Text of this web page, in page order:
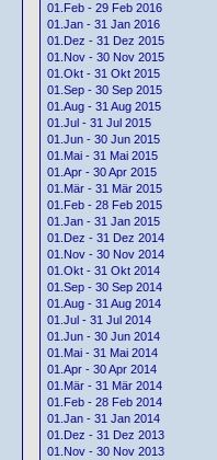
01.Feb - 29 Feb 2016
01.Jan - 31 Jan 2016
01.Dez - 31 Dez 2015
01.Nov - 30 Nov 2015
01.Okt - 31 Okt 2015
01.Sep - 30 Sep 2015
01.Aug - 31 Aug 2015
01.Jul - 31 Jul 2015
01.Jun - 30 Jun 2015
01.Mai - 31 Mai 2015
01.Apr - 30 Apr 2015
01.Mär - 31 Mär 2015
01.Feb - 28 Feb 2015
01.Jan - 31 Jan 2015
01.Dez - 31 Dez 2014
01.Nov - 30 Nov 2014
01.Okt - 31 Okt 2014
01.Sep - 30 Sep 2014
01.Aug - 31 Aug 2014
01.Jul - 31 Jul 2014
01.Jun - 30 Jun 2014
01.Mai - 31 Mai 2014
01.Apr - 30 Apr 2014
01.Mär - 31 Mär 2014
01.Feb - 28 Feb 2014
01.Jan - 31 Jan 2014
01.Dez - 31 Dez 2013
01.Nov - 30 Nov 2013